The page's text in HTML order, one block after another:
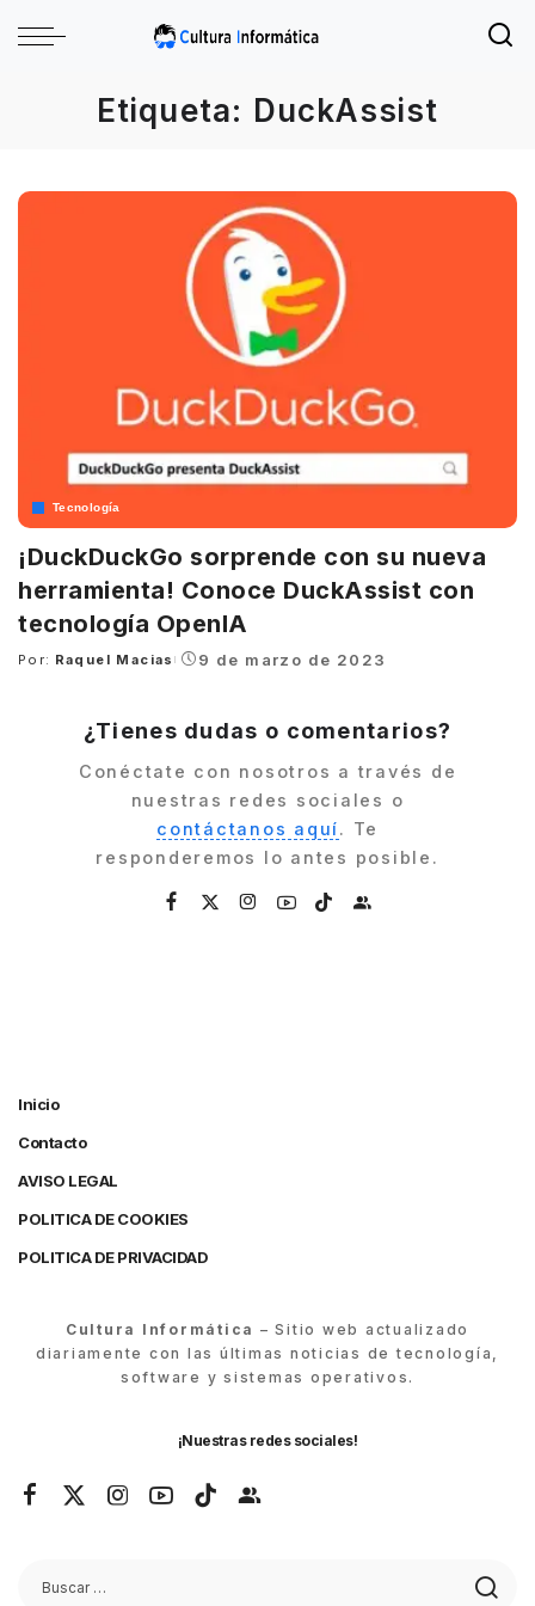
Etiqueta: DuckAssist
Tecnología
¡DuckDuckGo sorprende con su nueva
herramienta! Conoce DuckAssist con
tecnología OpenIA
Posted
Por: Raquel Macias 9 de marzo de 2023
¿Tienes dudas o comentarios?
Conéctate con nosotros a través de
nuestras redes sociales o
contáctanos aquí. Te
responderemos lo antes posible.
Inicio
Contacto
AVISO LEGAL
POLITICA DE COOKIES
POLITICA DE PRIVACIDAD
Cultura Informática – Sitio web actualizado
diariamente con las últimas noticias de tecnología,
software y sistemas operativos.
¡Nuestras redes sociales!